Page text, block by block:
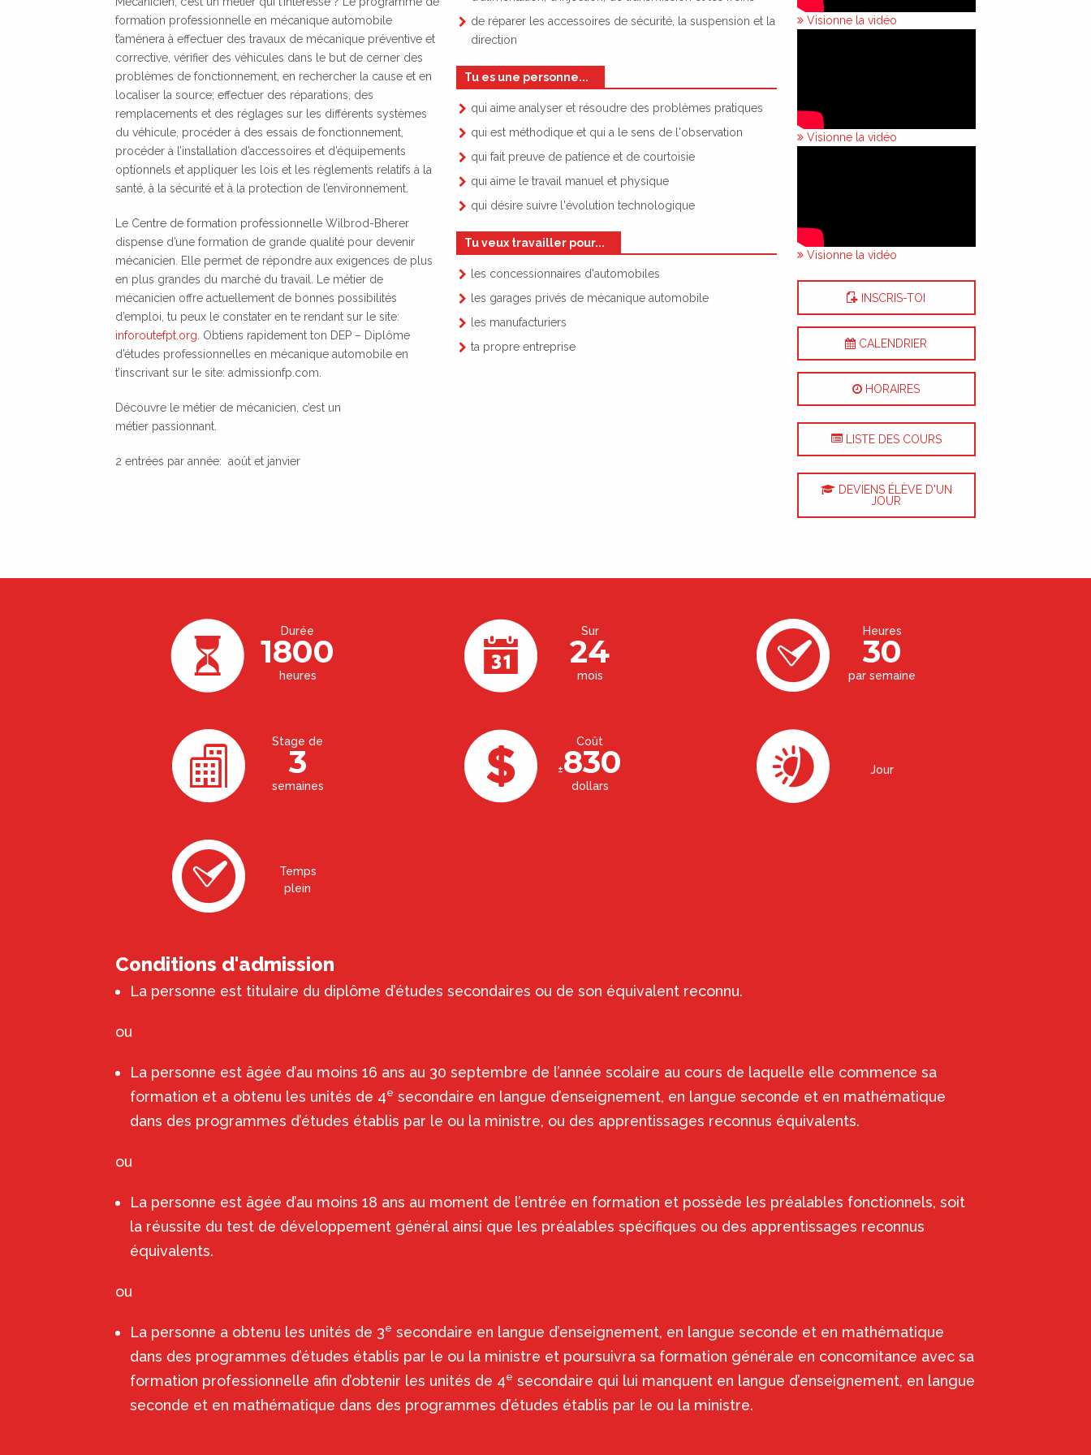
min.
Écrit
par
comsg
formation professionnelle en mécanique automobile
t’amènera à effectuer des travaux de mécanique préventive et
corrective, vérifier des véhicules dans le but de cerner des
problèmes de fonctionnement, en rechercher la cause et en
localiser la source; effectuer des réparations, des
remplacements et des réglages sur les différents systèmes
du véhicule, procéder à des essais de fonctionnement,
procéder à l’installation d’accessoires et d’équipements
optionnels et appliquer les lois et les règlements relatifs à la
santé, à la sécurité et à la protection de l’environnement.
Le Centre de formation professionnelle Wilbrod-Bherer
dispense d’une formation de grande qualité pour devenir
mécanicien. Elle permet de répondre aux exigences de plus
en plus grandes du marché du travail. Le métier de
mécanicien offre actuellement de bonnes possibilités
d’emploi, tu peux le constater en te rendant sur le site:
inforoutefpt.org . Obtiens rapidement ton DEP – Diplôme
d’études professionnelles en mécanique automobile en
t’inscrivant sur le site: admissionfp.com.
Découvre le métier de mécanicien, c’est un
métier passionnant.
2 entrées par année: août et janvier
de réparer les accessoires de sécurité, la suspension et la
direction
Tu es une personne...
qui aime analyser et résoudre des problèmes pratiques
qui est méthodique et qui a le sens de l'observation
qui fait preuve de patience et de courtoisie
qui aime le travail manuel et physique
qui désire suivre l'évolution technologique
Tu veux travailler pour...
les concessionnaires d'automobiles
les garages privés de mécanique automobile
les manufacturiers
ta propre entreprise
Visionne la vidéo
Visionne la vidéo
Visionne la vidéo
INSCRIS-TOI
CALENDRIER
HORAIRES
LISTE DES COURS
DEVIENS ÉLÈVE D'UN
JOUR
Durée
1800
heures
Sur
24
mois
Heures
30
par semaine
Stage de
3
semaines
Coût
±830
dollars
Jour
Temps
plein
Conditions d'admission
La personne est titulaire du diplôme d’études secondaires ou de son équivalent reconnu.
ou
La personne est âgée d’au moins 16 ans au 30 septembre de l’année scolaire au cours de laquelle elle commence sa
formation et a obtenu les unités de 4e secondaire en langue d’enseignement, en langue seconde et en mathématique
dans des programmes d’études établis par le ou la ministre, ou des apprentissages reconnus équivalents.
ou
La personne est âgée d’au moins 18 ans au moment de l’entrée en formation et possède les préalables fonctionnels, soit
la réussite du test de développement général ainsi que les préalables spécifiques ou des apprentissages reconnus
équivalents.
ou
La personne a obtenu les unités de 3e secondaire en langue d’enseignement, en langue seconde et en mathématique
dans des programmes d’études établis par le ou la ministre et poursuivra sa formation générale en concomitance avec sa
formation professionnelle afin d’obtenir les unités de 4e secondaire qui lui manquent en langue d’enseignement, en langue
seconde et en mathématique dans des programmes d’études établis par le ou la ministre.